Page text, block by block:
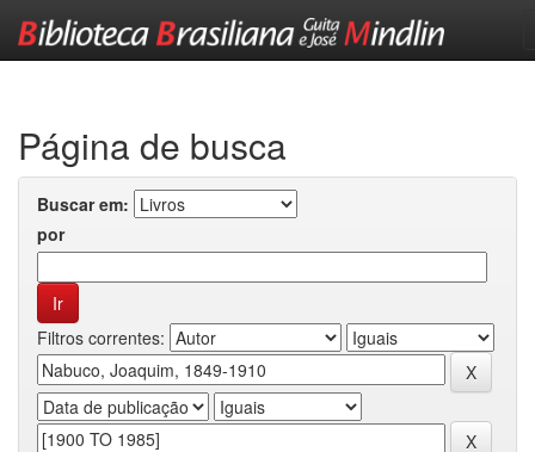
Página de busca
Buscar em:
por
Filtros correntes: